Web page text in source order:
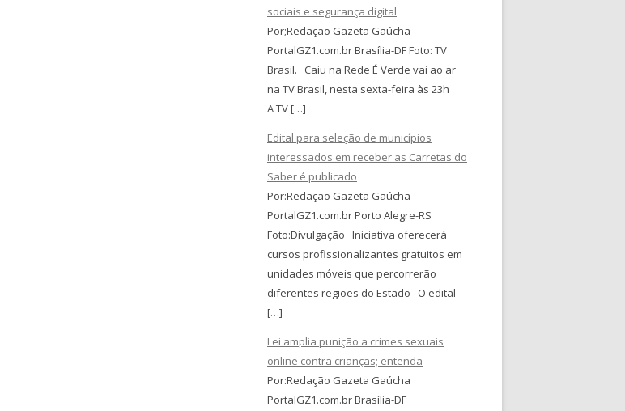
sociais e segurança digital
Por;Redação Gazeta Gaúcha
PortalGZ1.com.br Brasília-DF Foto: TV
Brasil. Caiu na Rede É Verde vai ao ar
na TV Brasil, nesta sexta-feira às 23h
A TV […]
Edital para seleção de municípios
interessados em receber as Carretas do
Saber é publicado
Por:Redação Gazeta Gaúcha
PortalGZ1.com.br Porto Alegre-RS
Foto:Divulgação Iniciativa oferecerá
cursos profissionalizantes gratuitos em
unidades móveis que percorrerão
diferentes regiões do Estado O edital
[…]
Lei amplia punição a crimes sexuais
online contra crianças; entenda
Por:Redação Gazeta Gaúcha
PortalGZ1.com.br Brasília-DF